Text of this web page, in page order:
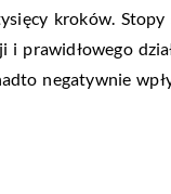
kroków.
prawidłowego
negatywnie